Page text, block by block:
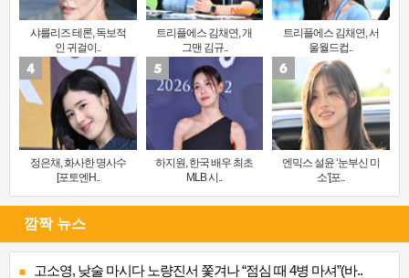
샤를리즈 테론, 독보적
인 귀걸이..
트리플에스 김채연, 개
그맨 김규..
트리플에스 김채연, 서
울월드컵..
정은채, 화사한 명사수
[포토엔H..
하지원, 한국 배우 최초
MLB 시..
엔믹스 설윤 ‘눈부신 미
소’[포..
깜짝 뉴스
고소영, 낮술 마시다 노량진서 쫓겨나 “점심 때 4병 마셔”(바..